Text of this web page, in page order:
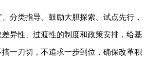
分类指导。鼓励大胆探索、试点先行，
异性、过渡性的制度和政策安排，给基
一刀切，不追求一步到位，确保改革积